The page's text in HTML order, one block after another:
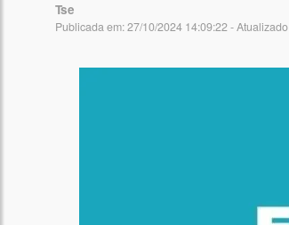
Tse
Publicada em: 27/10/2024 14:09:22 - Atualizado